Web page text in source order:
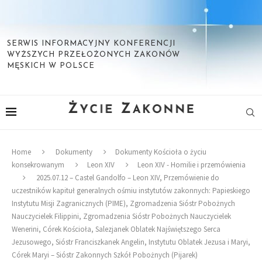
SERWIS INFORMACYJNY KONFERENCJI
WYŻSZYCH PRZEŁOŻONYCH ZAKONÓW
MĘSKICH W POLSCE
Home Dokumenty
Dokumenty Kościoła o życiu
konsekrowanym
Leon XIV
Leon XIV - Homilie i przemówienia
2025.07.12 – Castel Gandolfo – Leon XIV, Przemówienie do
uczestników kapituł generalnych ośmiu instytutów zakonnych: Papieskiego
Instytutu Misji Zagranicznych (PIME), Zgromadzenia Sióstr Pobożnych
Nauczycielek Filippini, Zgromadzenia Sióstr Pobożnych Nauczycielek
Wenerini, Córek Kościoła, Salezjanek Oblatek Najświętszego Serca
Jezusowego, Sióstr Franciszkanek Angelin, Instytutu Oblatek Jezusa i Maryi,
Córek Maryi – Sióstr Zakonnych Szkół Pobożnych (Pijarek)